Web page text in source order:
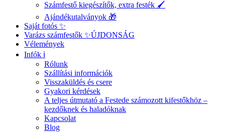
Számfestő kiegészítők, extra festék 🖌️
Ajándékutalványok 🎁
Saját fotós ✨
Varázs számfestők ✨ÚJDONSÁG
Vélemények
Infók ℹ️
Rólunk
Szállítási információk
Visszaküldés és csere
Gyakori kérdések
A teljes útmutató a Festede számozott kifestőkhöz –
kezdőknek és haladóknak
Kapcsolat
Blog